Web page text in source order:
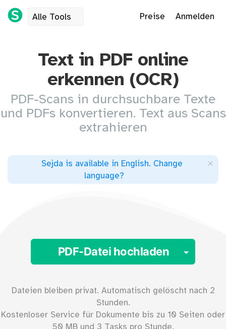
Alle Tools Preise Anmelden
Text in PDF online
erkennen (OCR)
PDF-Scans in durchsuchbare Texte
und PDFs konvertieren. Text aus Scans
extrahieren
Sejda is available in English. Change
language?
×
PDF-Datei hochladen
Dateien bleiben privat. Automatisch gelöscht nach 2
Stunden.
Kostenloser Service für Dokumente bis zu 10 Seiten oder
50 MB und 3 Tasks pro Stunde.